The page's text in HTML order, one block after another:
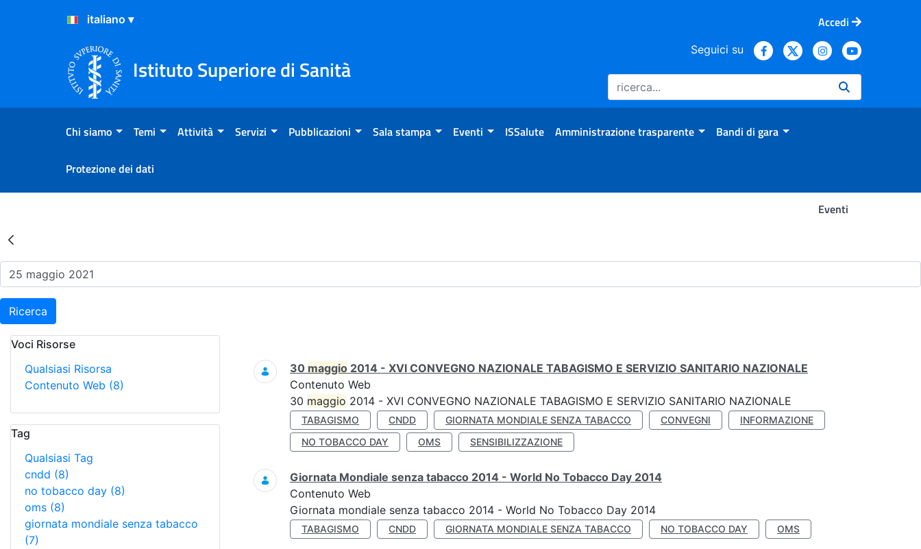
Salta al Contenuto
Salta al Footer
Accedi
Istituto Superiore di Sanità
Seguici su
Chi siamo Temi Attività Servizi Pubblicazioni Sala stampa Eventi ISSalute Amministrazione trasparente Bandi di gara
Protezione dei dati
Eventi
Risultati della Ricerca - Eventi
Ricerca
Voci Risorse
Qualsiasi Risorsa
Contenuto Web (8)
Tag
Qualsiasi Tag
cndd (8)
no tobacco day (8)
oms (8)
giornata mondiale senza tabacco
(7)
Ricerca
30 maggio 2014 - XVI CONVEGNO NAZIONALE TABAGISMO E SERVIZIO SANITARIO NAZIONALE
Contenuto Web
30 maggio 2014 - XVI CONVEGNO NAZIONALE TABAGISMO E SERVIZIO SANITARIO NAZIONALE
TABAGISMO CNDD GIORNATA MONDIALE SENZA TABACCO CONVEGNI
INFORMAZIONE
NO TOBACCO DAY
OMS SENSIBILIZZAZIONE
Giornata Mondiale senza tabacco 2014 - World No Tobacco Day 2014
Contenuto Web
Giornata mondiale senza tabacco 2014 - World No Tobacco Day 2014
TABAGISMO CNDD GIORNATA MONDIALE SENZA TABACCO NO TOBACCO DAY OMS